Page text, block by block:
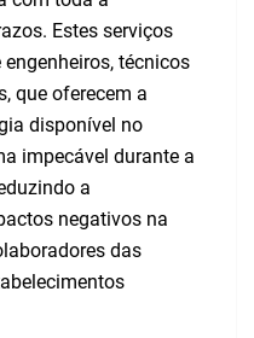
Estes serviços
técnicos
que oferecem a
disponível no
impecável durante a
a
negativos na
das